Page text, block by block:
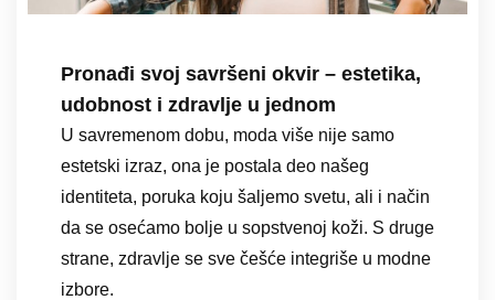
Pronađi svoj savršeni okvir – estetika,
udobnost i zdravlje u jednom
U savremenom dobu, moda više nije samo
estetski izraz, ona je postala deo našeg
identiteta, poruka koju šaljemo svetu, ali i način
da se osećamo bolje u sopstvenoj koži. S druge
strane, zdravlje se sve češće integriše u modne
izbore.